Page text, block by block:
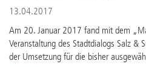
13.04.2017
Am 20. Januar 2017 fand mit dem
Veranstaltung des Stadtdialogs Salz &
der Umsetzung für die bisher